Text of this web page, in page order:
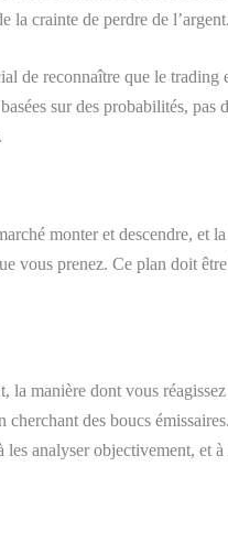
la crainte de perdre de l’argent.
de reconnaître que le trading
sur des probabilités, pas
monter et descendre, et
vous prenez. Ce plan doit
manière dont vous
des boucs
analyser objectivement, et